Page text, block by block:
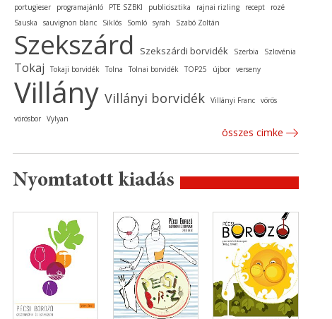
portugieser
programajánló PTE SZBKI publicisztika rajnai rizling recept
rozé
Sauska
sauvignon blanc Siklós Somló syrah Szabó Zoltán
Szekszárd Szekszárdi borvidék Szerbia Szlovénia
Tokaj Tokaji borvidék Tolna Tolnai borvidék TOP25 újbor verseny
Villány Villányi borvidék Villányi Franc vörös
vörösbor Vylyan
összes cimke
Nyomtatott kiadás